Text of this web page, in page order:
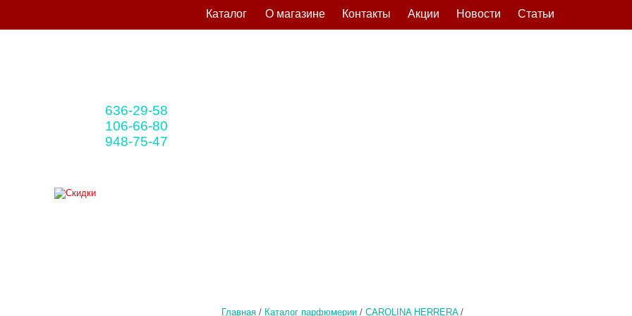
Главная / Каталог парфюмерии / CAROLINA HERRERA /
636-29-58
106-66-80
948-75-47
Статьи
Новости
Акции
Контакты
О магазине
Каталог